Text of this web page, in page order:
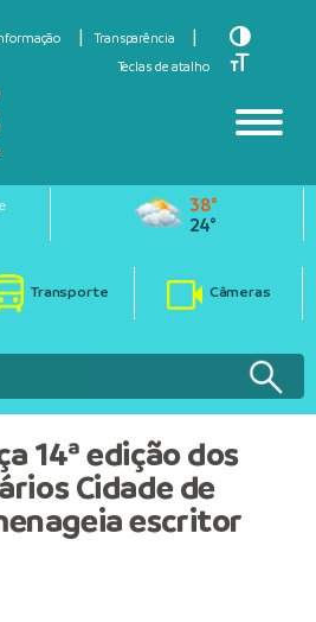
Transparência
Teclas de atalho
Toggle
Toggle
38°
24°
Transporte Câmeras
14ª edição dos
Cidade de
escritor